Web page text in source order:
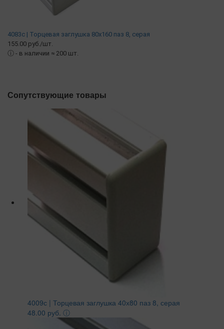
4083с | Торцевая заглушка 80х160 паз 8, серая
155.00 руб./шт.
ⓘ - в наличии ≈ 200 шт.
Сопутствующие товары
4009с | Торцевая заглушка 40х80 паз 8, серая
48.00 руб. ⓘ